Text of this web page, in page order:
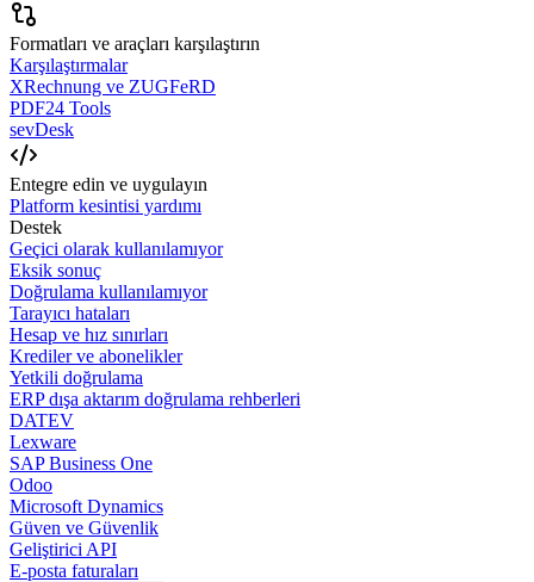
Formatları ve araçları karşılaştırın
Karşılaştırmalar
XRechnung ve ZUGFeRD
PDF24 Tools
sevDesk
Entegre edin ve uygulayın
Platform kesintisi yardımı
Destek
Geçici olarak kullanılamıyor
Eksik sonuç
Doğrulama kullanılamıyor
Tarayıcı hataları
Hesap ve hız sınırları
Krediler ve abonelikler
Yetkili doğrulama
ERP dışa aktarım doğrulama rehberleri
DATEV
Lexware
SAP Business One
Odoo
Microsoft Dynamics
Güven ve Güvenlik
Geliştirici API
E-posta faturaları